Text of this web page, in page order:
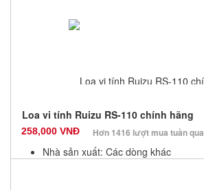
Số lượng: 100
Loa vi tính Ruizu RS-110 chính hãng
258,000 VNĐ Hơn 1416 lượt mua tuần qua
Nhà sản xuất: Các dòng khác